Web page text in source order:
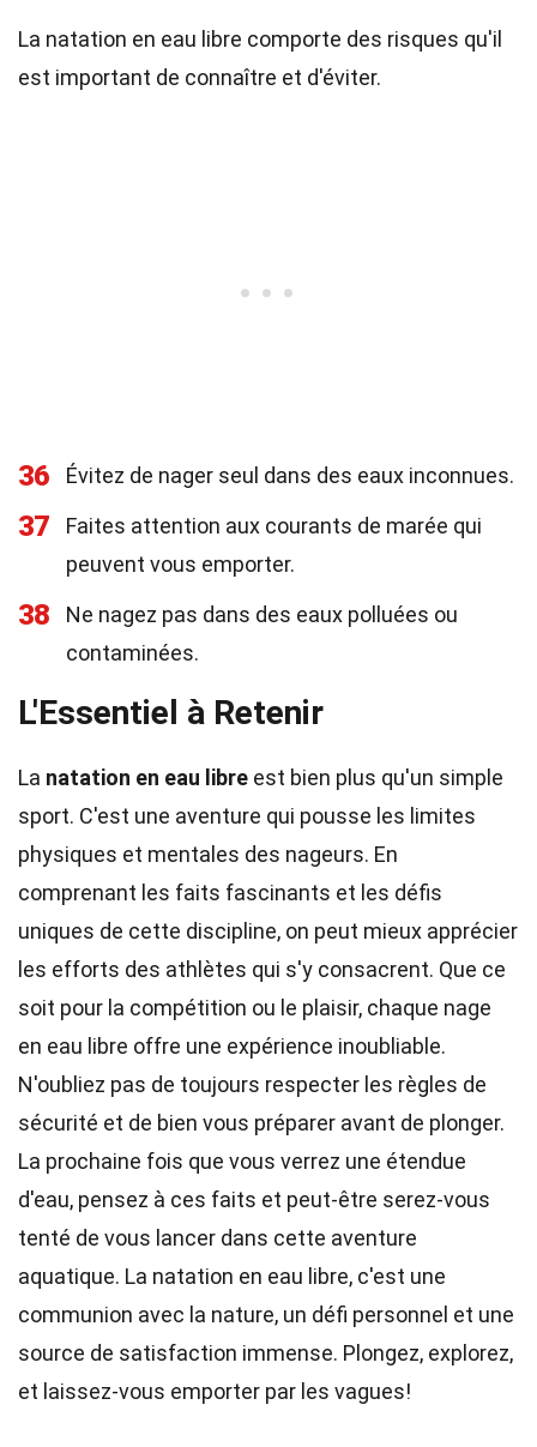
La natation en eau libre comporte des risques qu'il
est important de connaître et d'éviter.
36 Évitez de nager seul dans des eaux inconnues.
37
Faites attention aux courants de marée qui
peuvent vous emporter.
38
Ne nagez pas dans des eaux polluées ou
contaminées.
L'Essentiel à Retenir
La natation en eau libre est bien plus qu'un simple
sport. C'est une aventure qui pousse les limites
physiques et mentales des nageurs. En
comprenant les faits fascinants et les défis
uniques de cette discipline, on peut mieux apprécier
les efforts des athlètes qui s'y consacrent. Que ce
soit pour la compétition ou le plaisir, chaque nage
en eau libre offre une expérience inoubliable.
N'oubliez pas de toujours respecter les règles de
sécurité et de bien vous préparer avant de plonger.
La prochaine fois que vous verrez une étendue
d'eau, pensez à ces faits et peut-être serez-vous
tenté de vous lancer dans cette aventure
aquatique. La natation en eau libre, c'est une
communion avec la nature, un défi personnel et une
source de satisfaction immense. Plongez, explorez,
et laissez-vous emporter par les vagues!